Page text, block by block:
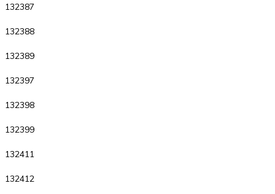
132387
132388
132389
132397
132398
132399
132411
132412